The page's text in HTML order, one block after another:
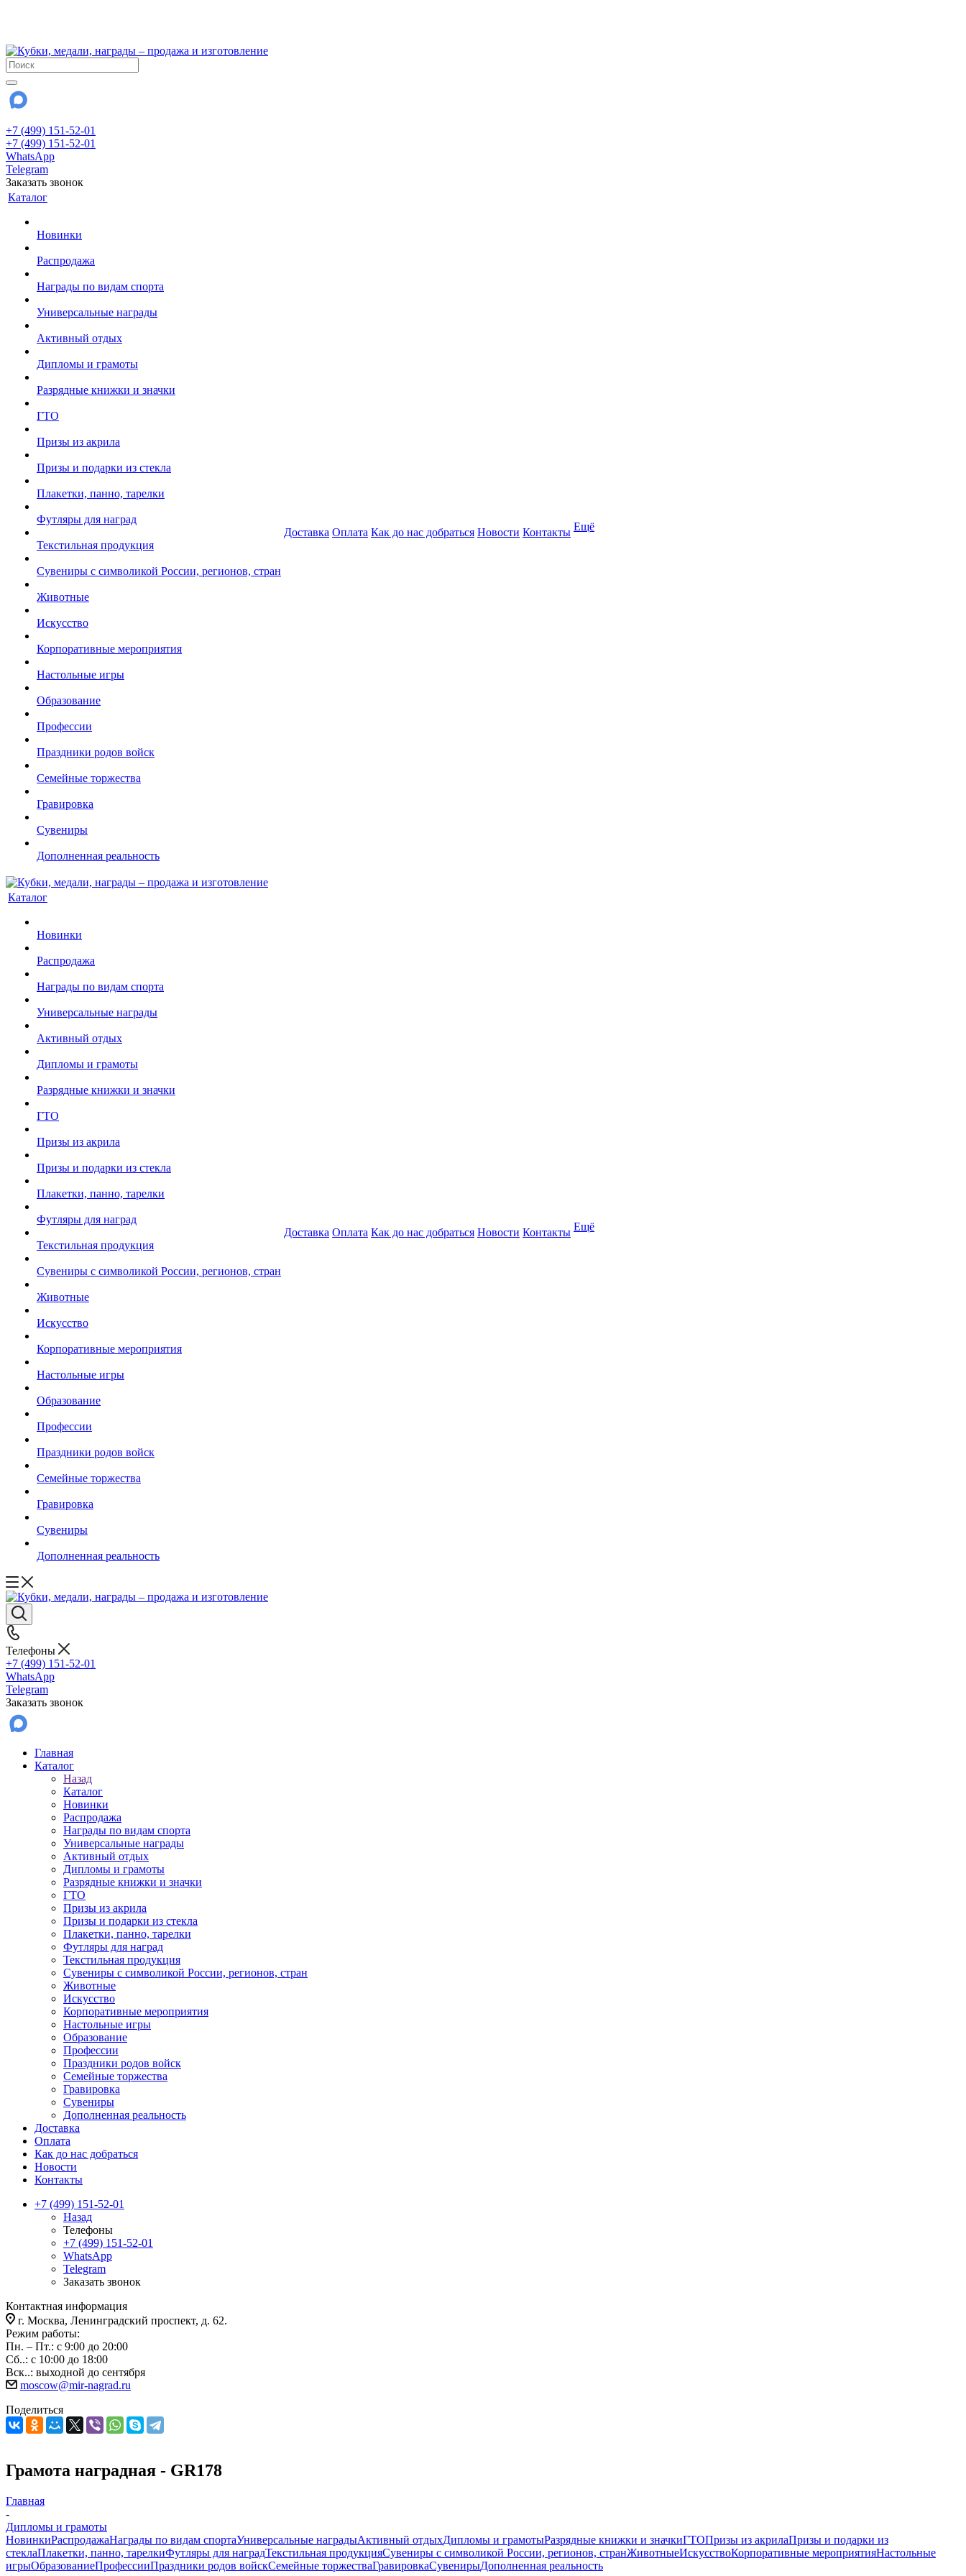
+7 (499) 151-52-01
+7 (499) 151-52-01
WhatsApp
Telegram
Заказать звонок
Каталог
Новинки
Распродажа
Награды по видам спорта
Универсальные награды
Активный отдых
Дипломы и грамоты
Разрядные книжки и значки
ГТО
Призы из акрила
Призы и подарки из стекла
Плакетки, панно, тарелки
Футляры для наград
Текстильная продукция
Сувениры с символикой России, регионов, стран
Животные
Искусство
Корпоративные мероприятия
Настольные игры
Образование
Профессии
Праздники родов войск
Семейные торжества
Гравировка
Сувениры
Дополненная реальность
Доставка Оплата Как до нас добраться Новости Контакты Ещё
Каталог
Новинки
Распродажа
Награды по видам спорта
Универсальные награды
Активный отдых
Дипломы и грамоты
Разрядные книжки и значки
ГТО
Призы из акрила
Призы и подарки из стекла
Плакетки, панно, тарелки
Футляры для наград
Текстильная продукция
Сувениры с символикой России, регионов, стран
Животные
Искусство
Корпоративные мероприятия
Настольные игры
Образование
Профессии
Праздники родов войск
Семейные торжества
Гравировка
Сувениры
Дополненная реальность
Доставка Оплата Как до нас добраться Новости Контакты Ещё
Телефоны
+7 (499) 151-52-01
WhatsApp
Telegram
Заказать звонок
Главная
Каталог
Назад
Каталог
Новинки
Распродажа
Награды по видам спорта
Универсальные награды
Активный отдых
Дипломы и грамоты
Разрядные книжки и значки
ГТО
Призы из акрила
Призы и подарки из стекла
Плакетки, панно, тарелки
Футляры для наград
Текстильная продукция
Сувениры с символикой России, регионов, стран
Животные
Искусство
Корпоративные мероприятия
Настольные игры
Образование
Профессии
Праздники родов войск
Семейные торжества
Гравировка
Сувениры
Дополненная реальность
Доставка
Оплата
Как до нас добраться
Новости
Контакты
+7 (499) 151-52-01
Назад
Телефоны
+7 (499) 151-52-01
WhatsApp
Telegram
Заказать звонок
Контактная информация
г. Москва, Ленинградский проспект, д. 62.
Режим работы:
Пн. – Пт.: с 9:00 до 20:00
Сб..: с 10:00 до 18:00
Вск..: выходной до сентября
moscow@mir-nagrad.ru
Поделиться
Грамота наградная - GR178
Главная
-
Дипломы и грамоты
НовинкиРаспродажаНаграды по видам спортаУниверсальные наградыАктивный отдыхДипломы и грамотыРазрядные книжки и значкиГТОПризы из акрилаПризы и подарки из
стеклаПлакетки, панно, тарелкиФутляры для наградТекстильная продукцияСувениры с символикой России, регионов, странЖивотныеИскусствоКорпоративные мероприятияНастольные
игрыОбразованиеПрофессииПраздники родов войскСемейные торжестваГравировкаСувенирыДополненная реальность